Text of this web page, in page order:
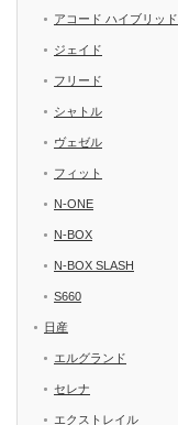
アコード ハイブリッド
ジェイド
フリード
シャトル
ヴェゼル
フィット
N-ONE
N-BOX
N-BOX SLASH
S660
日産
エルグランド
セレナ
エクストレイル